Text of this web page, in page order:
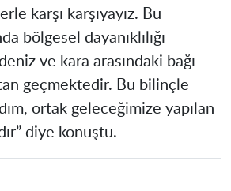
karşı karşıyayız. Bu
bölgesel dayanıklılığı
ve kara arasındaki bağı
geçmektedir. Bu bilinçle
ortak geleceğimize yapılan
diye konuştu.